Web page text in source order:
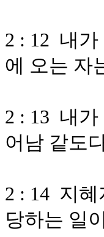
2 : 12 내
에 오는 자
2 : 13 내
어남 같도
2 : 14 지
당하는 일